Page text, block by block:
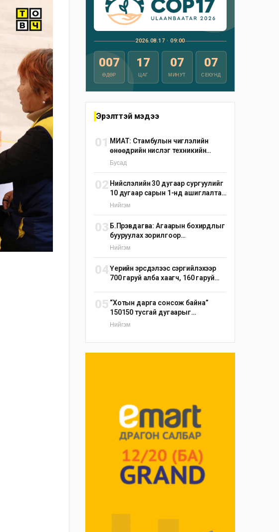
2026.08.17 · 09:00
007
ӨДӨР
17
ЦАГ
07
МИНУТ
06
СЕКУНД
Эрэлттэй мэдээ
01 МИАТ: Стамбулын чиглэлийн
өнөөдрийн нислэг техникийн
шалтгаанаар цуцлагдлаа
Бусад
02 Нийслэлийн 30 дугаар сургуулийг
10 дугаар сарын 1-нд ашиглалтад
оруулна
Нийгэм
03 Б.Пүрэвдагва: Агаарын бохирдлыг
бууруулах зорилгоор
эрдэнэшишийн барьцалдуулагч
Нийгэм
04Үерийн эрсдэлээс сэргийлэхээр
700 гаруй алба хаагч, 160 гаруй
05 “Хотын дарга сонсож байна”
150150 тусгай дугаарыг
наймдугаар сарын 14-нөөс
Нийгэм